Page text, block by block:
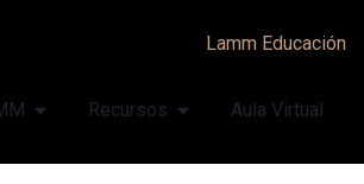
Recursos Aula Virtual